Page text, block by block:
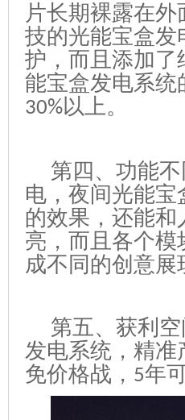
片长期裸露在
技的光能宝盒发
护，而且添加了
能宝盒发电系统
30%以上。
第四、 功能
电，夜间光能
的效果，还能
亮，而且各个
成不同的创意展
第五、获利空
发电系统，精准
免价格战， 5年